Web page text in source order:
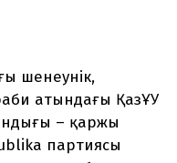
шенеунік,
атындағы ҚазҰУ
– қаржы
партиясы